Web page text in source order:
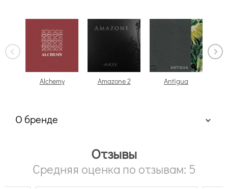
Alchemy Amazone 2 Antigua
О бренде
Отзывы
Средняя оценка по отзывам: 5